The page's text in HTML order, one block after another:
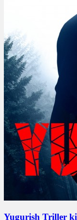
Yugurish Triller